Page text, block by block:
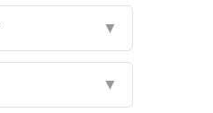
▼
▼